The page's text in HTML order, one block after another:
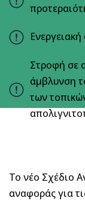
Στροφή σε
άμβλυνση
των
Το νέο Σχέδιο
αναφοράς για